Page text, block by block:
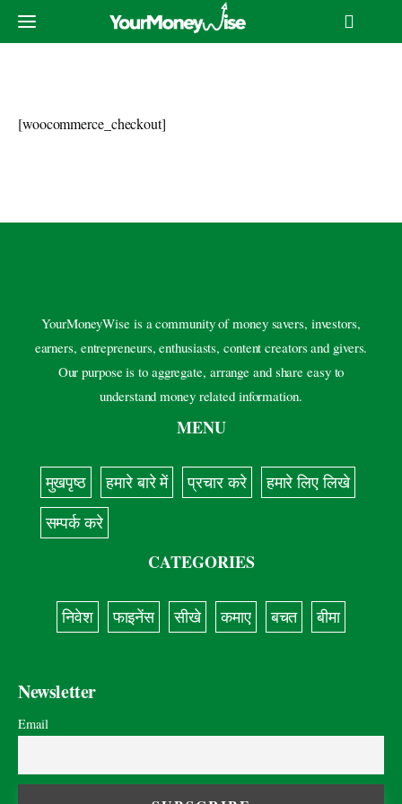
बचत
[woocommerce_checkout]
YourMoneyWise is a community of money savers, investors,
earners, entrepreneurs, enthusiasts, content creators and givers.
Our purpose is to aggregate, arrange and share easy to
understand money related information.
MENU
मुखपृष्ठ हमारे बारे में प्रचार करे
हमारे लिए लिखे
सम्पर्क करे
CATEGORIES
निवेश फाइनेंस सीखे कमाए बचत बीमा
Newsletter
Email